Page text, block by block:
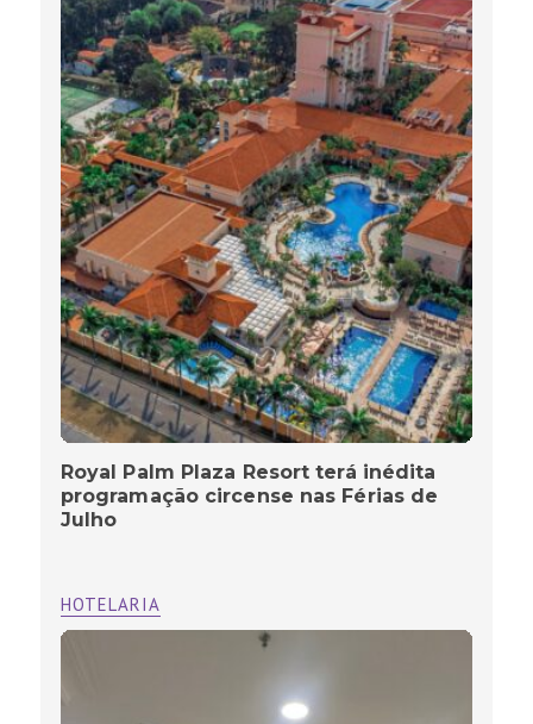
Royal Palm Plaza Resort terá inédita
programação circense nas Férias de
Julho
HOTELARIA